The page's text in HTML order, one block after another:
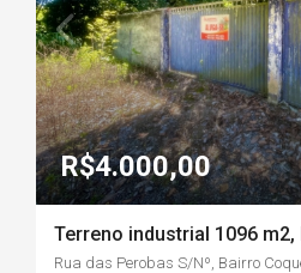
R$4.000,00
Rua das Perobas S/Nº, Bairro